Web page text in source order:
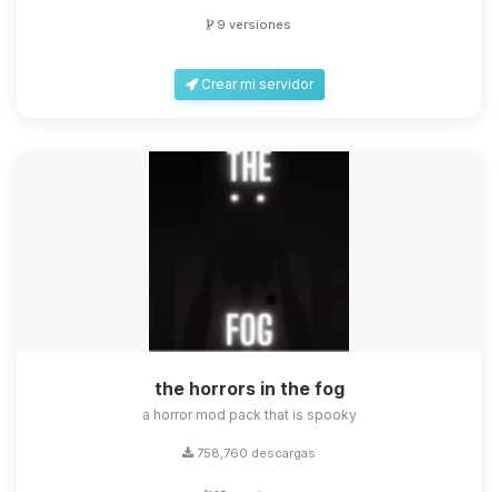
9 versiones
Crear mi servidor
the horrors in the fog
a horror mod pack that is spooky
758,760 descargas